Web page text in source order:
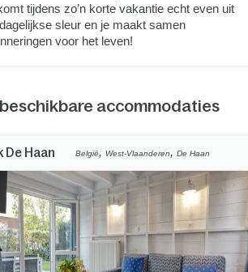
tijdens zo’n korte vakantie echt even uit
sleur en je maakt samen
voor het leven!
beschikbare accommodaties
De Haan België, West-Vlaanderen,De Haan